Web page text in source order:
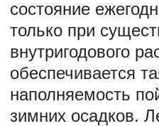
состояние
только при
внутригодового
обеспечивается
наполняемость
зимних осадков.